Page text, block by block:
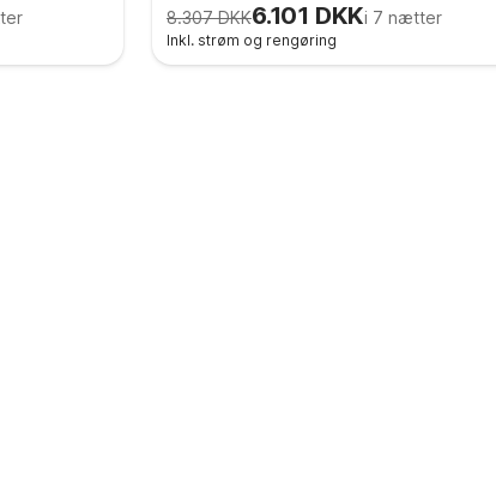
8.307 DKK6.101 DKKi 7 nætter
Inkl. strøm og rengøring